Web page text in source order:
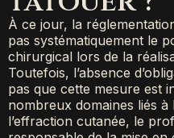
À ce jour, la
pas systématiquement le
chirurgical lors de la
Toutefois, l’absence
pas que cette mesure est
nombreux domaines liés à
l’effraction cutanée, le